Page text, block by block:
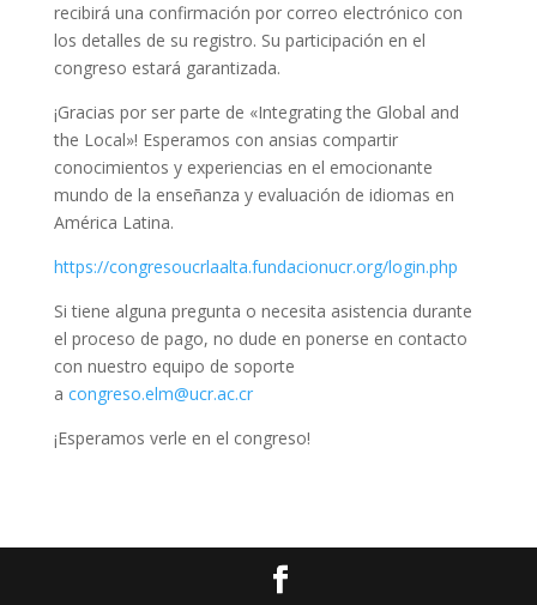
recibirá una confirmación por correo electrónico con
los detalles de su registro. Su participación en el
congreso estará garantizada.
¡Gracias por ser parte de «Integrating the Global and
the Local»! Esperamos con ansias compartir
conocimientos y experiencias en el emocionante
mundo de la enseñanza y evaluación de idiomas en
América Latina.
https://congresoucrlaalta.fundacionucr.org/login.php
Si tiene alguna pregunta o necesita asistencia durante
el proceso de pago, no dude en ponerse en contacto
con nuestro equipo de soporte
a congreso.elm@ucr.ac.cr
¡Esperamos verle en el congreso!